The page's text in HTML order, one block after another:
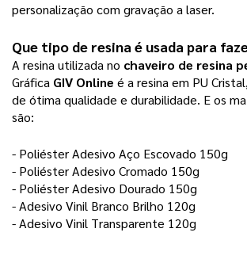
personalização com gravação a laser.
Que tipo de resina é usada para
A resina utilizada no chaveiro de resina
Gráfica GIV Online é a resina em PU
de ótima qualidade e durabilidade. E os
são:
- Poliéster Adesivo Aço Escovado 150g
- Poliéster Adesivo Cromado 150g
- Poliéster Adesivo Dourado 150g
- Adesivo Vinil Branco Brilho 120g
- Adesivo Vinil Transparente 120g